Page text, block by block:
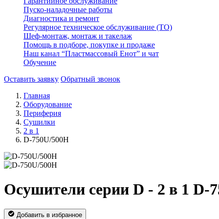
Пуско-наладочные работы
Диагностика и ремонт
Регулярное техническое обслуживание (ТО)
Шеф-монтаж, монтаж и такелаж
Помощь в подборе, покупке и продаже
Наш канал “Пластмассовый Енот” и чат
Обучение
Оставить заявку Обратный звонок
Главная
Оборудование
Периферия
Сушилки
2 в 1
D-750U/500H
Осушители серии D - 2 в 1 D-
Добавить в избранное